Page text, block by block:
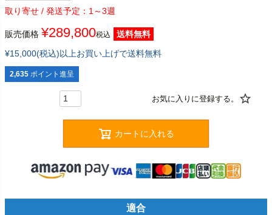
1～3週
販売価格 ¥289,800税込
送料無料
¥15,000(税込)以上お買い上げで送料無料
2,635 ポイント進呈
カートに入れる
適合